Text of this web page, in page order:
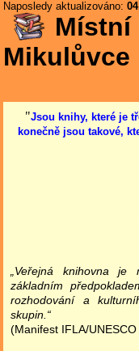
Naposledy aktualizováno:
Místní
Mikulůvce
"Jsou knihy, které je
konečně jsou takové,
„Veřejná knihovna
základním
rozhodování a
skupin.“
(Manifest IFLA/